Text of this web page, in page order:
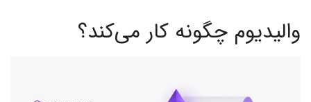
والیدیوم چگونه کار می‌کند؟